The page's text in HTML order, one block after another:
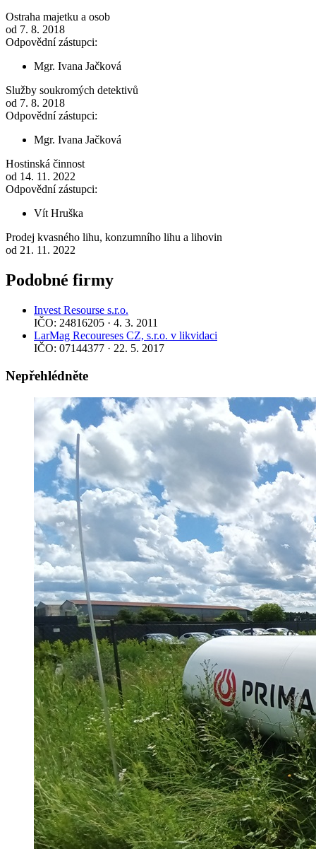
Ostraha majetku a osob
od 7. 8. 2018
Odpovědní zástupci:
Mgr. Ivana Jačková
Služby soukromých detektivů
od 7. 8. 2018
Odpovědní zástupci:
Mgr. Ivana Jačková
Hostinská činnost
od 14. 11. 2022
Odpovědní zástupci:
Vít Hruška
Prodej kvasného lihu, konzumního lihu a lihovin
od 21. 11. 2022
Podobné firmy
Invest Resourse s.r.o.
IČO: 24816205 · 4. 3. 2011
LarMag Recoureses CZ, s.r.o. v likvidaci
IČO: 07144377 · 22. 5. 2017
Nepřehlédněte